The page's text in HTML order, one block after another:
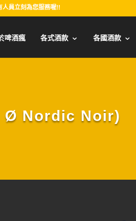
人員立刻為您服務喔!!
啤酒瘋 各式酒款 各國酒款
Ø Nordic Noir)